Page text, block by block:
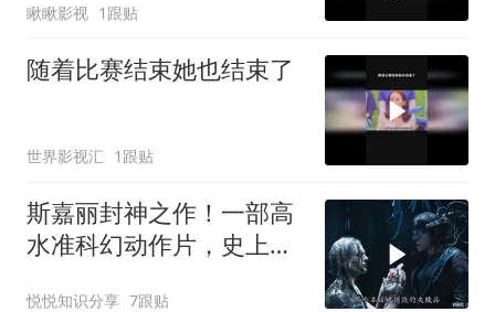
瞅瞅影视 1跟贴
随着比赛结束她也结束了
世界影视汇 1跟贴
斯嘉丽封神之作！一部高
水准科幻动作片，史上最
悦悦知识分享 7跟贴